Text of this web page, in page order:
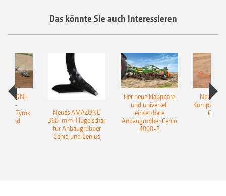
Das könnte Sie auch interessieren
Tyrok
Neues AMAZONE
360-mm-Flügelschar
für Anbaugrubber
Cenio und Cenius
Der neue klappbare
und universell
einsetzbare
Anbaugrubber Cenio
4000-2
Neue